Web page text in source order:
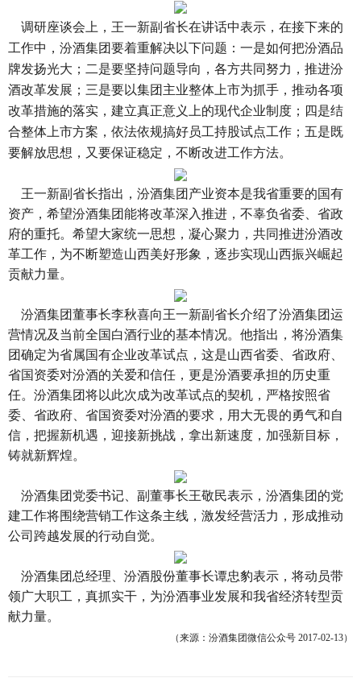
调研座谈会上，王一新副省长在讲话中表示，在接下来的
工作中，汾酒集团要着重解决以下问题：一是如何把汾酒品
牌发扬光大 ；二是要坚持问题导向，各方共同努力，推进汾
酒改革发展；三是要以集团主业整体上市为抓手，推动各项
改革措施的落实，建立真正意义上的现代企业制度；四是结
合整体上市方案，依法依规搞好员工持股试点工作；五是既
要解放思想，又要保证稳定，不断改进工作方法。
王一新副省长指出， 汾酒集团产业资本是我省重要的国有
资产 ，希望汾酒集团能将改革深入推进，不辜负省委、省政
府的重托。希望大家统一思想，凝心聚力，共同推进汾酒改
革工作，为不断塑造山西美好形象，逐步实现山西振兴崛起
贡献力量。
汾酒集团董事长李秋喜向王一新副省长介绍了汾酒集团运
营情况及当前全国白酒行业的基本情况。他指出，将汾酒集
团确定为省属国有企业改革试点，这是山西省委、省政府、
省国资委对汾酒的关爱和信任，更是汾酒要承担的历史重
任。汾酒集团将以此次成为改革试点的契机，严格按照省
委、省政府、省国资委对汾酒的要求，用大无畏的勇气和自
信，把握新机遇，迎接新挑战，拿出新速度，加强新目标，
铸就新辉煌。
汾酒集团党委书记、副董事长王敬民表示，汾酒集团的党
建工作将围绕营销工作这条主线，激发经营活力，形成推动
公司跨越发展的行动自觉。
汾酒集团总经理、汾酒股份董事长谭忠豹表示，将动员带
领广大职工，真抓实干，为汾酒事业发展和我省经济转型贡
献力量。
（来源：汾酒集团微信公众号 2017-02-13）